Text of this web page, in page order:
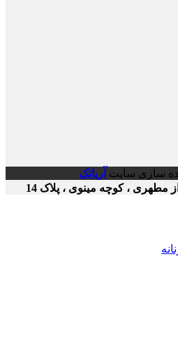
، کوچه مینوی ، پلاک 14
سایتآریاتک